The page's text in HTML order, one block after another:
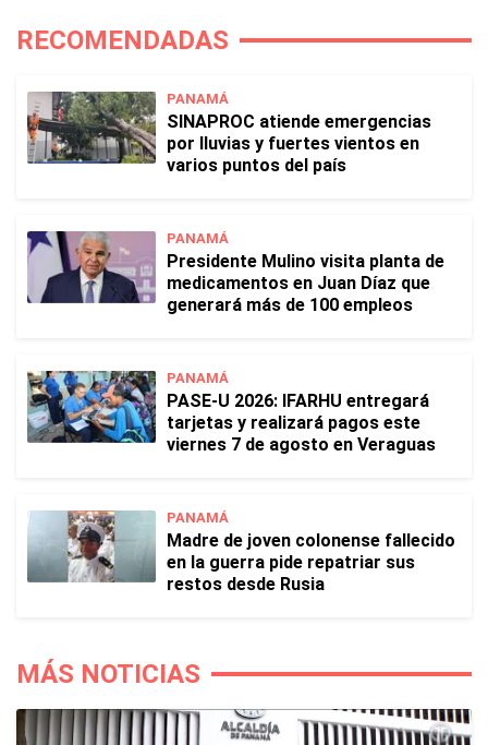
RECOMENDADAS
PANAMÁ
SINAPROC atiende emergencias
por lluvias y fuertes vientos en
varios puntos del país
PANAMÁ
Presidente Mulino visita planta de
medicamentos en Juan Díaz que
generará más de 100 empleos
PANAMÁ
PASE-U 2026: IFARHU entregará
tarjetas y realizará pagos este
viernes 7 de agosto en Veraguas
PANAMÁ
Madre de joven colonense fallecido
en la guerra pide repatriar sus
restos desde Rusia
MÁS NOTICIAS